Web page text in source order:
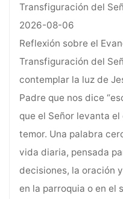
Transfiguración del
2026-08-06
Reflexión sobre el
Transfiguración del
contemplar la luz de
Padre que nos dice
que el Señor levanta
temor. Una palabra
vida diaria, pensada
decisiones, la oración
en la parroquia o en el